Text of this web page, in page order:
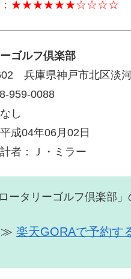
度：★★★★★★☆☆☆☆
ゴルフ倶楽部
兵庫県神戸市北区淡
959-0088
し
成04年06月02日
者：Ｊ・ミラー
ータリーゴルフ倶楽部」
≫ 楽天GORAで予約す